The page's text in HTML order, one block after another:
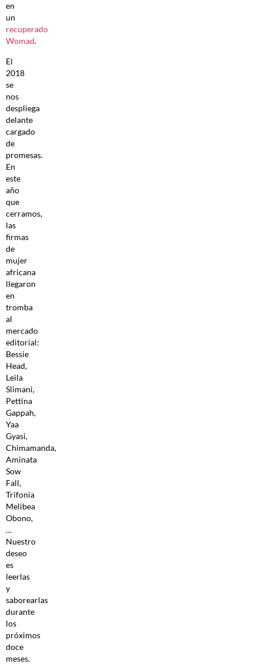
en
un
recuperado
Womad.
El
2018
se
nos
despliega
delante
cargado
de
promesas.
En
este
año
que
cerramos,
las
firmas
de
mujer
africana
llegaron
en
tromba
al
mercado
editorial:
Bessie
Head,
Leila
Slimani,
Pettina
Gappah,
Yaa
Gyasi,
Chimamanda,
Aminata
Sow
Fall,
Trifonia
Melibea
Obono,
…
Nuestro
deseo
es
leerlas
y
saborearlas
durante
los
próximos
doce
meses,